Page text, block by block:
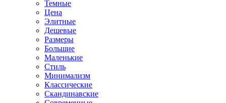
Темные
Цена
Элитные
Дешевые
Размеры
Большие
Маленькие
Стиль
Минимализм
Классические
Скандинавские